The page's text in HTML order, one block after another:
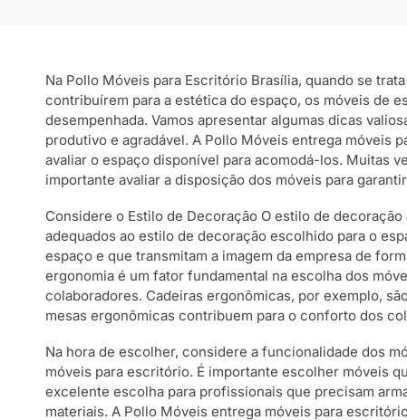
Na Pollo Móveis para Escritório Brasília, quando se
contribuírem para a estética do espaço, os móveis de
desempenhada. Vamos apresentar algumas dicas
produtivo e agradável. A Pollo Móveis entrega móveis
avaliar o espaço disponível para acomodá-los. Muitas
importante avaliar a disposição dos móveis para
Considere o Estilo de Decoração O estilo de
adequados ao estilo de decoração escolhido para o
espaço e que transmitam a imagem da empresa de
ergonomia é um fator fundamental na escolha dos
colaboradores. Cadeiras ergonômicas, por exemplo,
mesas ergonômicas contribuem para o conforto dos
Na hora de escolher, considere a funcionalidade dos
móveis para escritório. É importante escolher móveis
excelente escolha para profissionais que precisam
materiais. A Pollo Móveis entrega móveis para